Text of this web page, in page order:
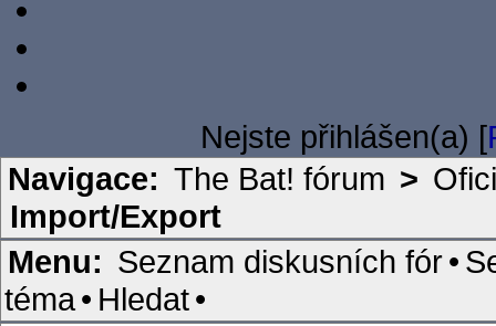
Nejste přihlášen(a) [
Navigace: The Bat! fórum >
Import/Export
Menu: Seznam diskusních fór•
téma• Hledat•